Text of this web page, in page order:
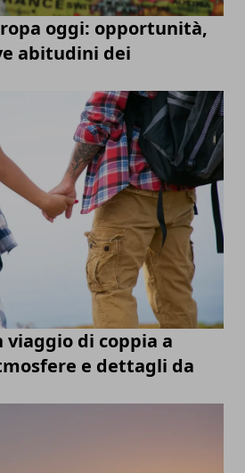
oggi: opportunità,
abitudini dei
viaggio di coppia a
e dettagli da